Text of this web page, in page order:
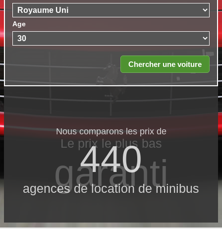
Age
Nous comparons les prix de
440
agences de location de minibus
Le prix le​ plus bas
garanti